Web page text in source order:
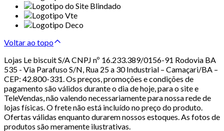
Voltar ao topo
Lojas Le biscuit S/A CNPJ nº 16.233.389/0156-91 Rodovia BA
535 - Via Parafuso S/N, Rua 25 a 30 Industrial – Camaçari/BA –
CEP: 42.800-331. Os preços, promoções e condições de
pagamento são válidos durante o dia de hoje, para o site e
TeleVendas, não valendo necessariamente para nossa rede de
lojas físicas. O frete não está incluído no preço do produto.
Ofertas válidas enquanto durarem nossos estoques. As fotos de
produtos são meramente ilustrativas.